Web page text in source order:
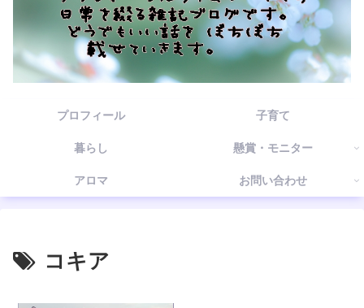
プロフィール 子育て
暮らし 懸賞・モニター
アロマ お問い合わせ
コキア